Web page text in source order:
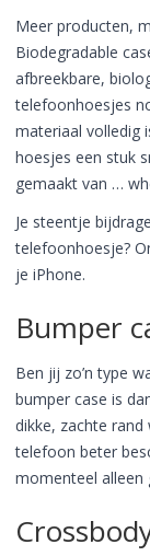
Meer producten,
Biodegradable
afbreekbare,
telefoonhoesjes
materiaal volledig
hoesjes een stuk
gemaakt van …
Je steentje
telefoonhoesje?
je iPhone.
Bumper
Ben jij zo’n type
bumper case is
dikke, zachte
telefoon beter
momenteel alleen